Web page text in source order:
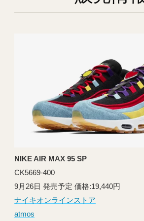
NIKE AIR MAX 95 SP
CK5669-400
9月26日 発売予定 価格:19,440円
ナイキオンラインストア
atmos